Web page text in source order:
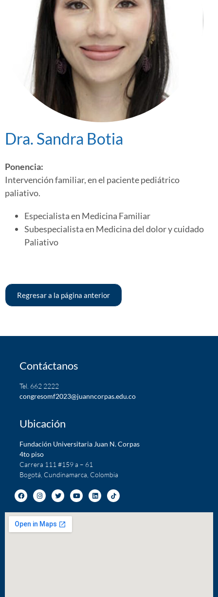
Dra. Sandra Botia
Ponencia:
Intervención familiar, en el paciente pediátrico
paliativo.
Especialista en Medicina Familiar
Subespecialista en Medicina del dolor y cuidado
Paliativo
Regresar a la página anterior
Contáctanos
Tel. 662 2222
congresomf2023@juanncorpas.edu.co
Ubicación
Fundación Universitaria Juan N. Corpas
4to piso
Carrera 111 #159 a – 61
Bogotá, Cundinamarca, Colombia